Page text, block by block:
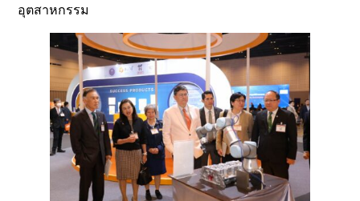
อุตสาหกรรม